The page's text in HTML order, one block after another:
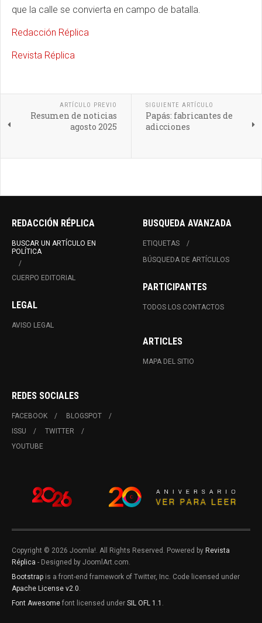
que la calle se convierta en campo de batalla.
Redacción Réplica
Revista Réplica
ARTÍCULO PREVIO
Resumen de noticias
agosto 2025
SIGUIENTE ARTÍCULO
Papás: fabricantes de
adicciones
REDACCIÓN RÉPLICA
BUSCAR UN ARTÍCULO EN
POLÍTICA
CUERPO EDITORIAL
LEGAL
AVISO LEGAL
BUSQUEDA AVANZADA
ETIQUETAS
BÚSQUEDA DE ARTÍCULOS
PARTICIPANTES
TODOS LOS CONTACTOS
ARTICLES
MAPA DEL SITIO
REDES SOCIALES
FACEBOOK
BLOGSPOT
ISSU
TWITTER
YOUTUBE
Copyright © 2026 Joomla!. All Rights Reserved. Powered by Revista
Réplica - Designed by JoomlArt.com.
Bootstrap is a front-end framework of Twitter, Inc. Code licensed under
Apache License v2.0.
Font Awesome font licensed under SIL OFL 1.1 .